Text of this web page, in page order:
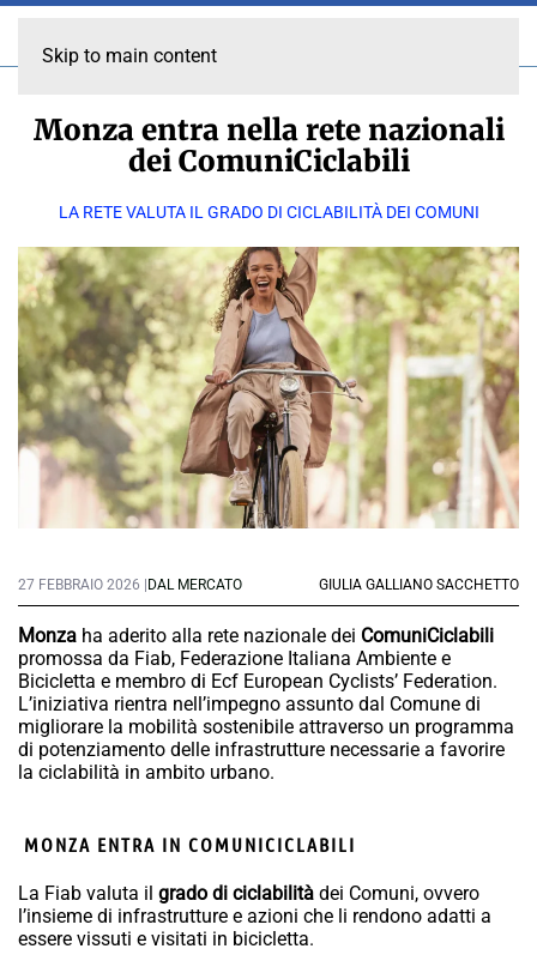
Skip to main content
Monza entra nella rete nazionali
dei ComuniCiclabili
LA RETE VALUTA IL GRADO DI CICLABILITÀ DEI COMUNI
27 FEBBRAIO 2026 | DAL MERCATO GIULIA GALLIANO SACCHETTO
Monza ha aderito alla rete nazionale dei ComuniCiclabili
promossa da Fiab, Federazione Italiana Ambiente e
Bicicletta e membro di Ecf European Cyclists’ Federation.
L’iniziativa rientra nell’impegno assunto dal Comune di
migliorare la mobilità sostenibile attraverso un programma
di potenziamento delle infrastrutture necessarie a favorire
la ciclabilità in ambito urbano.
MONZA ENTRA IN COMUNICICLABILI
La Fiab valuta il grado di ciclabilità dei Comuni, ovvero
l’insieme di infrastrutture e azioni che li rendono adatti a
essere vissuti e visitati in bicicletta.